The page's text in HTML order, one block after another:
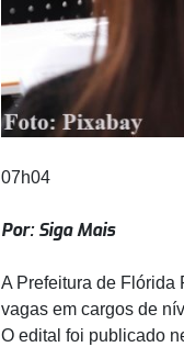
07h04
Por: Siga Mais
A Prefeitura de Flórida
vagas em cargos de
O edital foi publicado